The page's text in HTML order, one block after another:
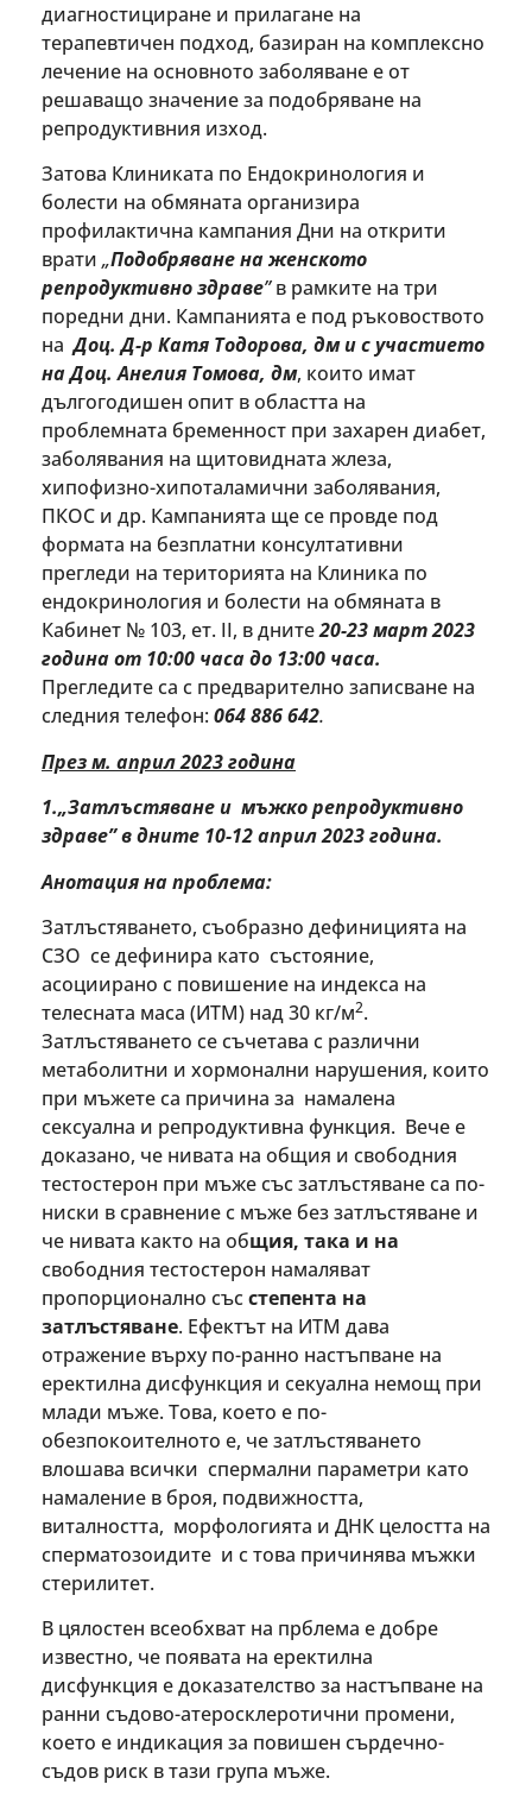
диагностициране и прилагане на
терапевтичен подход, базиран на комплексно
лечение на основното заболяване е от
решаващо значение за подобряване на
репродуктивния изход.
Затова Клиниката по Ендокринология и
болести на обмяната организира
профилактична кампания Дни на открити
врати„Подобряване на женското
репродуктивно здраве”в рамките на три
поредни дни. Кампанията е под ръковоството
наДоц. Д-р Катя Тодорова, дм и с участието
на Доц. Анелия Томова, дм, които имат
дългогодишен опит в областта на
проблемната бременност при захарен диабет,
заболявания на щитовидната жлеза,
хипофизно-хипоталамични заболявания,
ПКОС и др. Кампанията ще се провде под
формата на безплатни консултативни
прегледи на територията на Клиника по
ендокринология и болести на обмяната в
Кабинет № 103, ет. ІІ, в дните20-23 март2023
годинаот 10:00 часа до 13:00 часа.
Прегледите са с предварително записване на
следния телефон: 064 886 642.
През м. април 2023 година
1.„Затлъстяване и мъжко репродуктивно
здраве” в дните 10-12 април 2023 година.
Анотация на проблема:
Затлъстяването, съобразно дефиницията на
СЗО се дефинира като състояние,
асоциирано с повишение на индекса на
телесната маса (ИТМ) над 30 кг/м2.
Затлъстяването се съчетава с различни
метаболитни и хормонални нарушения, които
при мъжете са причина за намалена
сексуална и репродуктивна функция. Вече е
доказано, че нивата на общия и свободния
тестостерон при мъже със затлъстяване са по-
ниски в сравнение с мъже без затлъстяване и
че нивата както на об­щия, така и на
свободния тестостерон намаляват
пропорционално със степента на
затлъстяване. Ефектът на ИТМ дава
отражение върху по-ранно настъпване на
еректилна дисфункция и секуална немощ при
млади мъже. Това, което е по-
обезпокоителното е, че затлъстяването
влошава всички спермални параметри като
намаление в броя, подвижността,
виталността, морфологията и ДНК целостта на
сперматозоидите и с това причинява мъжки
стерилитет.
В цялостен всеобхват на прблема е добре
известно, че появата на еректилна
дисфункция е доказателство за настъпване на
ранни съдово-атеросклеротични промени,
което е индикация за повишен сърдечно-
съдов риск в тази група мъже.